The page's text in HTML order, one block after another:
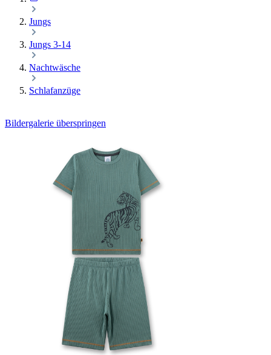
Jungs
Jungs 3-14
Nachtwäsche
Schlafanzüge
Bildergalerie überspringen